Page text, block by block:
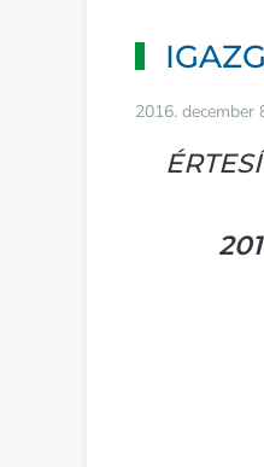
2016. december